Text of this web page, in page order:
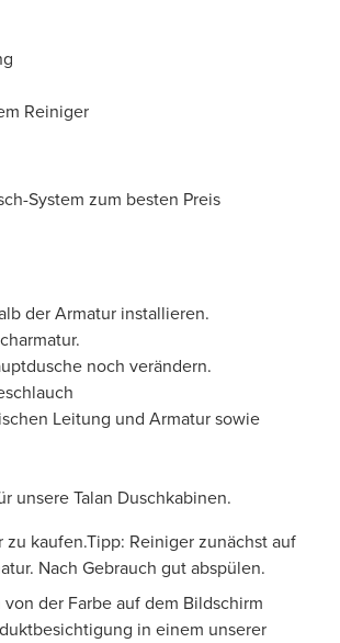
Reiniger
System zum besten Preis
der Armatur installieren.
noch verändern.
Leitung und Armatur sowie
unsere Talan Duschkabinen.
kaufen.Tipp: Reiniger zunächst auf
Nach Gebrauch gut abspülen.
der Farbe auf dem Bildschirm
in einem unserer